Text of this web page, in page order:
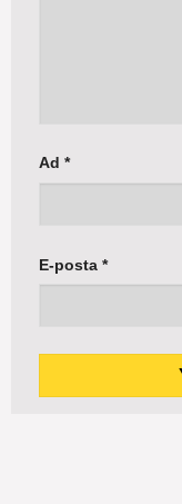
Ad *
E-posta *